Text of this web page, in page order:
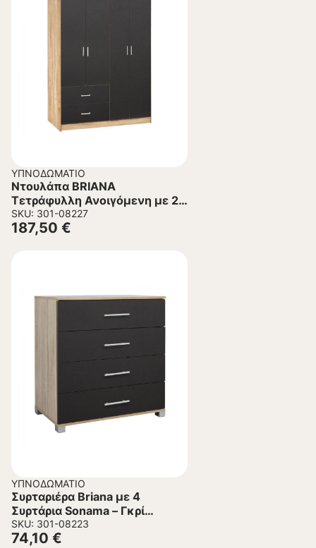
ΥΠΝΟΔΩΜΆΤΙΟ
Ντουλάπα BRIANA
Τετράφυλλη Ανοιγόμενη με 2
Συρτάρια Sonama-Γκρί
120×42,5×180,5 εκ.
SKU: 301-08227
187,50 €
ΥΠΝΟΔΩΜΆΤΙΟ
Συρταριέρα Briana με 4
Συρτάρια Sonama – Γκρί
75x40x83Υ εκ.
SKU: 301-08223
74,10 €